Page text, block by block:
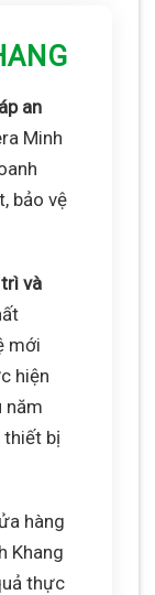
an
Minh
bảo vệ
và
mới
hiện
năm
thiết bị
hàng
Khang
thực